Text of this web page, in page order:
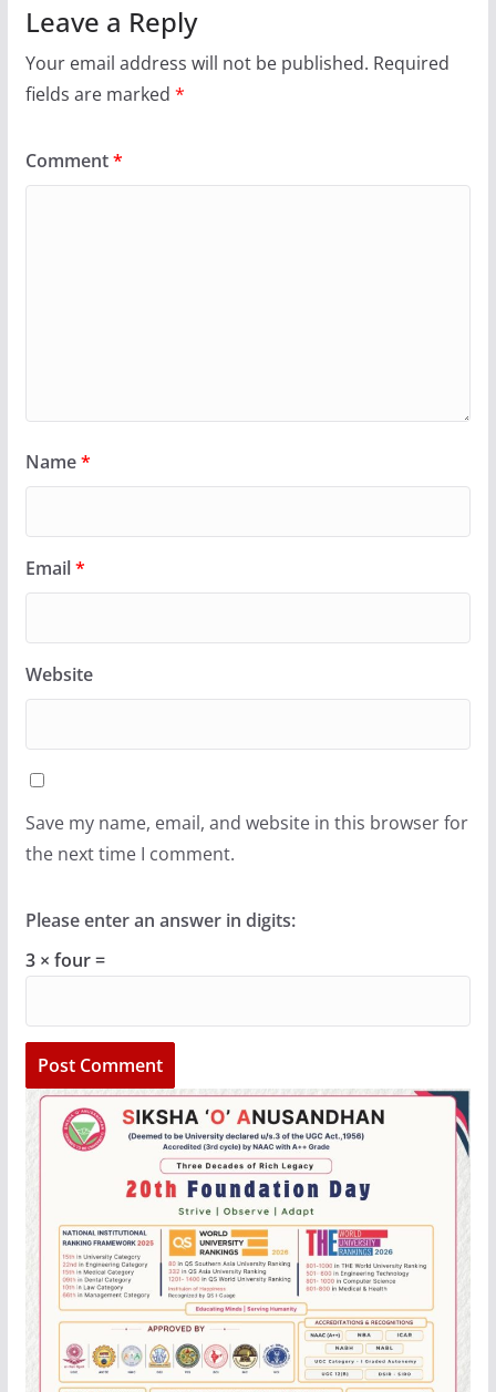
Leave a Reply
Your email address will not be published. Required
fields are marked *
Comment*
Name*
Email*
Website
Save my name, email, and website in this browser for
the next time I comment.
Please enter an answer in digits:
3 × four =